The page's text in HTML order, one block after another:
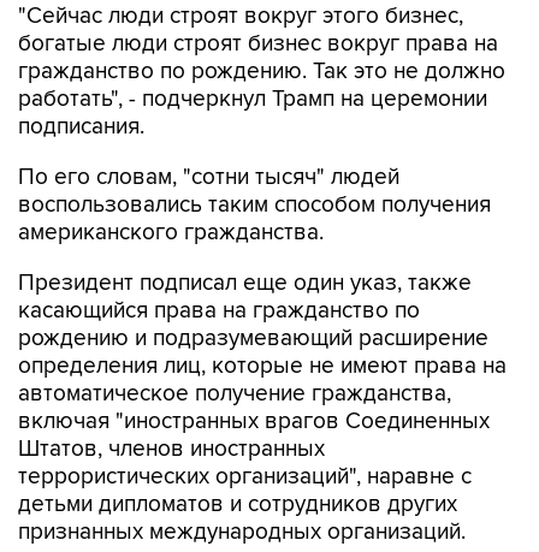
"Сейчас люди строят вокруг этого бизнес,
богатые люди строят бизнес вокруг права на
гражданство по рождению. Так это не должно
работать", - подчеркнул Трамп на церемонии
подписания.
По его словам, "сотни тысяч" людей
воспользовались таким способом получения
американского гражданства.
Президент подписал еще один указ, также
касающийся права на гражданство по
рождению и подразумевающий расширение
определения лиц, которые не имеют права на
автоматическое получение гражданства,
включая "иностранных врагов Соединенных
Штатов, членов иностранных
террористических организаций", наравне с
детьми дипломатов и сотрудников других
признанных международных организаций.